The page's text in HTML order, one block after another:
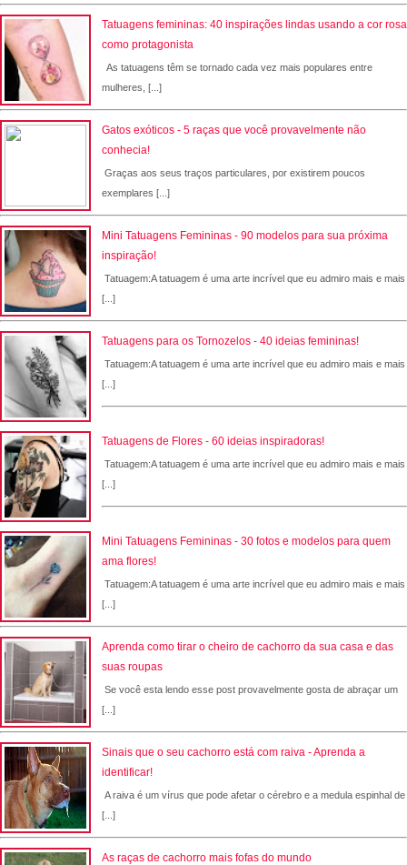
Tatuagens femininas: 40 inspirações lindas usando a cor rosa
como protagonista
As tatuagens têm se tornado cada vez mais populares entre
mulheres, [...]
Gatos exóticos - 5 raças que você provavelmente não
conhecia!
Graças aos seus traços particulares, por existirem poucos
exemplares [...]
Mini Tatuagens Femininas - 90 modelos para sua próxima
inspiração!
Tatuagem:A tatuagem é uma arte incrível que eu admiro mais e mais
[...]
Tatuagens para os Tornozelos - 40 ideias femininas!
Tatuagem:A tatuagem é uma arte incrível que eu admiro mais e mais
[...]
Tatuagens de Flores - 60 ideias inspiradoras!
Tatuagem:A tatuagem é uma arte incrível que eu admiro mais e mais
[...]
Mini Tatuagens Femininas - 30 fotos e modelos para quem
ama flores!
Tatuagem:A tatuagem é uma arte incrível que eu admiro mais e mais
[...]
Aprenda como tirar o cheiro de cachorro da sua casa e das
suas roupas
Se você esta lendo esse post provavelmente gosta de abraçar um
[...]
Sinais que o seu cachorro está com raiva - Aprenda a
identificar!
A raiva é um vírus que pode afetar o cérebro e a medula espinhal de
[...]
As raças de cachorro mais fofas do mundo